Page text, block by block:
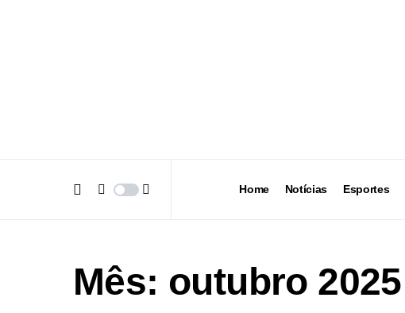
Home Notícias Esportes
Mês: outubro 2025